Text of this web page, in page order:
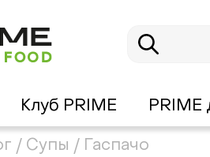
Клуб PRIME PRIME
/ Супы / Гаспачо